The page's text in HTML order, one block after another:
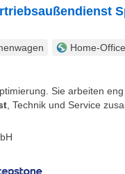
Home-Office
Sie arbeiten
, Technik und Service